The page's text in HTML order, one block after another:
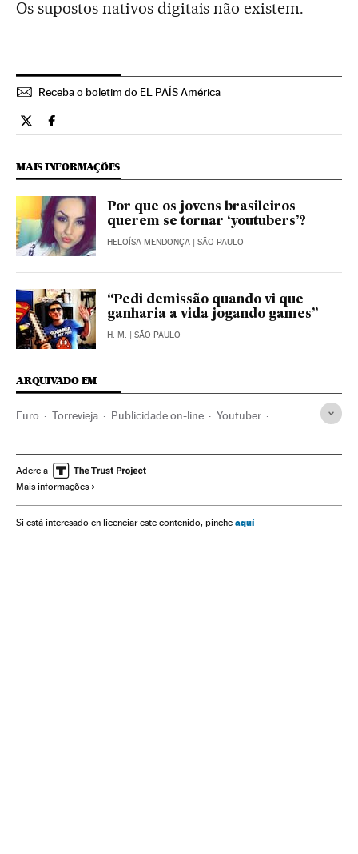
Os supostos nativos digitais não existem.
Receba o boletim do EL PAÍS América
Tecnologia El País Brasil en Twitter
Tecnologia El País Brasil en Facebook
MAIS INFORMAÇÕES
Por que os jovens brasileiros
querem se tornar ‘youtubers’?
HELOÍSA MENDONÇA | SÃO PAULO
“Pedi demissão quando vi que
ganharia a vida jogando games”
H. M. | SÃO PAULO
ARQUIVADO EM
Euro Torrevieja Publicidade on-line Youtuber
Youtube Moeda Google
Redes sociais
Motores pesquisa Comunidade Valenciana Bancos
Adere a
Mais informações
Si está interesado en licenciar este contenido, pinche aquí